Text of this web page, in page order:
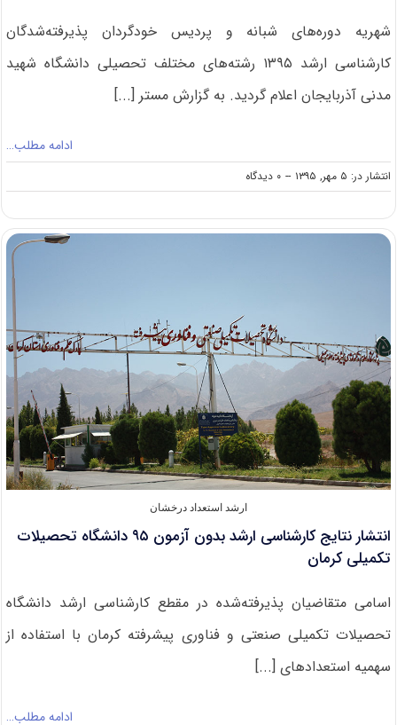
شهریه دوره‌های شبانه و پردیس خودگردان پذیرفته‌شدگان
کارشناسی ارشد ۱۳۹۵ رشته‌های مختلف تحصیلی دانشگاه شهید
مدنی آذربایجان اعلام گردید. به گزارش مستر [...]
ادامه مطلب…
انتشار در: ۵ مهر, ۱۳۹۵ -- ۰ دیدگاه
on
اعلام
دوره‌های
شهید
مدنی
ارشد استعداد درخشان
انتشار نتایج کارشناسی ارشد بدون آزمون ۹۵ دانشگاه تحصیلات
تکمیلی کرمان
اسامی متقاضیان پذیرفته‌شده در مقطع کارشناسی ارشد دانشگاه
تحصیلات تکمیلی صنعتی و فناوری پیشرفته کرمان با استفاده از
سهمیه استعدادهای [...]
ادامه مطلب…